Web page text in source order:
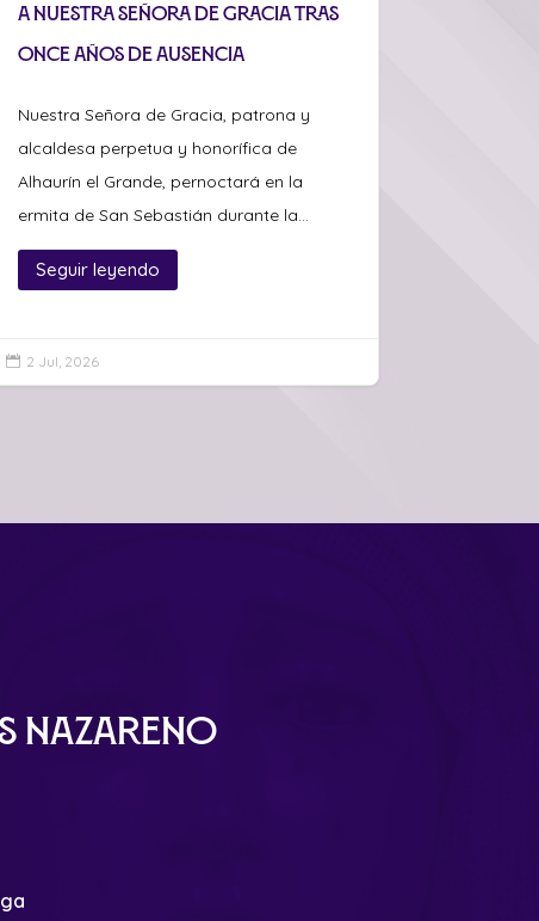
a Nuestra Señora de Gracia tras
once años de ausencia
Nuestra Señora de Gracia, patrona y
alcaldesa perpetua y honorífica de
Alhaurín el Grande, pernoctará en la
ermita de San Sebastián durante la...
Seguir leyendo
 2 Jul, 2026
Nazareno